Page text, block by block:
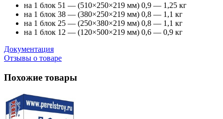
на 1 блок 51 — (510×250×219 мм) 0,9 — 1,25 кг
на 1 блок 38 — (380×250×219 мм) 0,8 — 1,1 кг
на 1 блок 25 — (250×380×219 мм) 0,8 — 1,1 кг
на 1 блок 12 — (120×500×219 мм) 0,6 — 0,9 кг
Документация
Отзывы о товаре
Похожие товары